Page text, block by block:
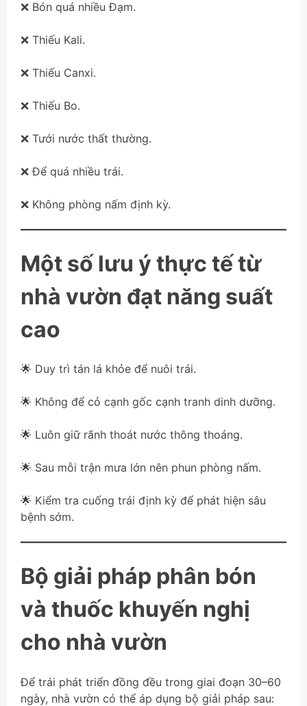
❌ Bón quá nhiều Đạm.
❌ Thiếu Kali.
❌ Thiếu Canxi.
❌ Thiếu Bo.
❌ Tưới nước thất thường.
❌ Để quá nhiều trái.
❌ Không phòng nấm định kỳ.
Một số lưu ý thực tế từ
nhà vườn đạt năng suất
cao
🌟 Duy trì tán lá khỏe để nuôi trái.
🌟 Không để cỏ cạnh gốc cạnh tranh dinh dưỡng.
🌟 Luôn giữ rãnh thoát nước thông thoáng.
🌟 Sau mỗi trận mưa lớn nên phun phòng nấm.
🌟 Kiểm tra cuống trái định kỳ để phát hiện sâu
bệnh sớm.
Bộ giải pháp phân bón
và thuốc khuyến nghị
cho nhà vườn
Để trái phát triển đồng đều trong giai đoạn 30–60
ngày, nhà vườn có thể áp dụng bộ giải pháp sau: